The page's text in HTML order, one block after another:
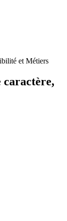
et Métiers
caractère,